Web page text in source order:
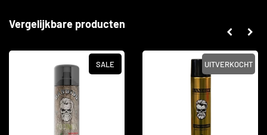
Vergelijkbare producten
SALE UITVERKOCHT